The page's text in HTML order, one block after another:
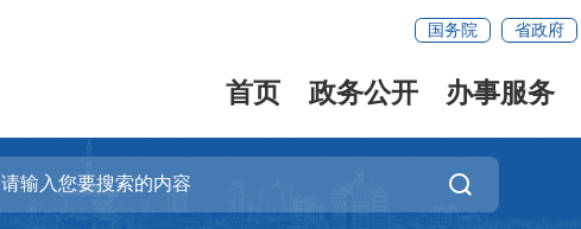
国务院 省政府
首页 政务公开 办事服务